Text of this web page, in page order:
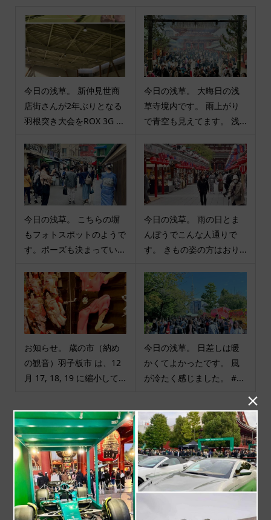
今日の浅草。 新仲見世商
店街さんが2年ぶりとなる
羽根突き大会をROX 3G ...
今日の浅草。 大晦日の浅
草寺境内です。 雨上がり
で青空も見えてます。 浅...
今日の浅草。 こちらの塀
もフォトスポットのようで
す。ポーズも決まってい...
今日の浅草。 雨の日とま
んぼうでこんな人通りで
す。 きもの姿の方はおり...
お知らせ。 歳の市（納め
の観音）羽子板市 は、12
月 17, 18, 19 に縮小して...
今日の浅草。 日差しは暖
かくてよかったです。 風
が冷たく感じました。 #...
商品カテゴリ
商品ジャンル
ポチ袋
